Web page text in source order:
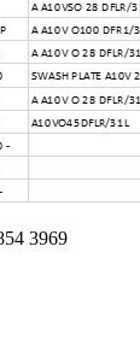
3969